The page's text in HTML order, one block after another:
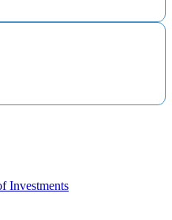
Investments